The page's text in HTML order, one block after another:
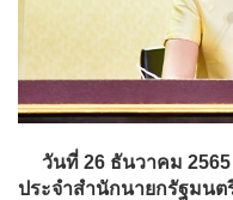
วันที่ 26 ธันวาคม
ประจำสำนักนายกรัฐมนต